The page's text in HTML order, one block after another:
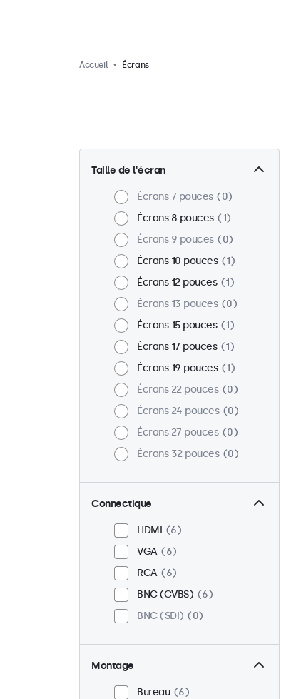
Accueil Écrans
Taille de l'écran
Écrans 7 pouces
0
Écrans 8 pouces
1
Écrans 9 pouces
0
Écrans 10 pouces
1
Écrans 12 pouces
1
Écrans 13 pouces
0
Écrans 15 pouces
1
Écrans 17 pouces
1
Écrans 19 pouces
1
Écrans 22 pouces
0
Écrans 24 pouces
0
Écrans 27 pouces
0
Écrans 32 pouces
0
Connectique
HDMI
6
VGA
6
RCA
6
BNC (CVBS)
6
BNC (SDI)
0
Montage
Bureau
6